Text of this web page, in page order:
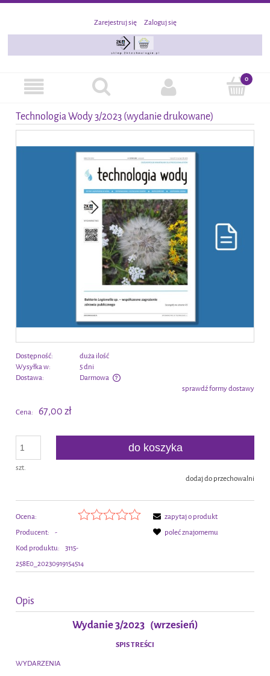
Zarejestruj się Zaloguj się
Technologia Wody 3/2023 (wydanie drukowane)
Dostępność:
duża ilość
Wysyłka w:
5 dni
Dostawa:
Darmowa
sprawdź formy dostawy
Cena: 67,00 zł
szt.
do koszyka
dodaj do przechowalni
Ocena:
Producent:
-
Kod produktu:
3115-
258E0_20230919154514
zapytaj o produkt
poleć znajomemu
Opis
Wydanie 3/2023 (wrzesień)
SPIS TREŚCI
WYDARZENIA